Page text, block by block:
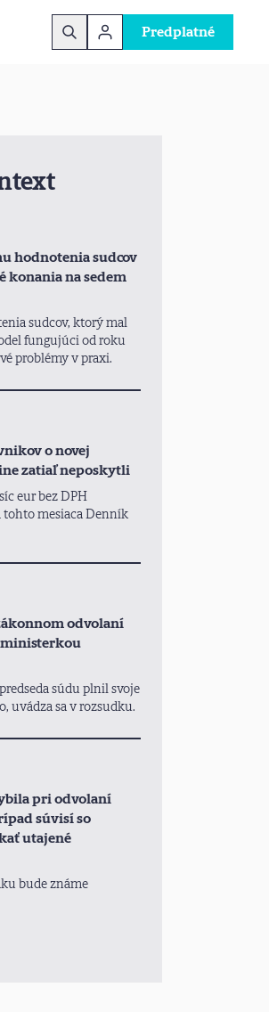
Predplatné
hodnotenia sudcov
konania na sedem
sudcov, ktorý mal
fungujúci od roku
problémy v praxi.
o novej
zatiaľ neposkytli
eur bez DPH
mesiaca Denník
odvolaní
súdu plnil svoje
uvádza sa v rozsudku.
pri odvolaní
súvisí so
utajené
bude známe